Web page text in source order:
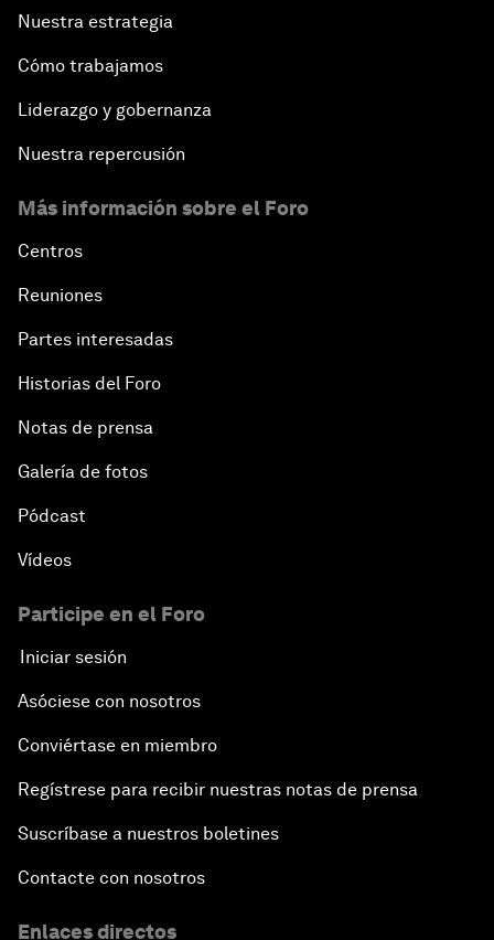
Nuestra estrategia
Cómo trabajamos
Liderazgo y gobernanza
Nuestra repercusión
Más información sobre el Foro
Centros
Reuniones
Partes interesadas
Historias del Foro
Notas de prensa
Galería de fotos
Pódcast
Vídeos
Participe en el Foro
Iniciar sesión
Asóciese con nosotros
Conviértase en miembro
Regístrese para recibir nuestras notas de prensa
Suscríbase a nuestros boletines
Contacte con nosotros
Enlaces directos